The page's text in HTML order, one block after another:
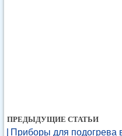
ПРЕДЫДУЩИЕ СТАТЬИ
Приборы для подогрева